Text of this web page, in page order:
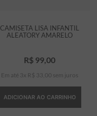
CAMISETA LISA INFANTIL
ALEATORY AMARELO
R$ 99 00
Em até 3 x R$ 33 00 sem juros
ADICIONAR AO CARRINHO